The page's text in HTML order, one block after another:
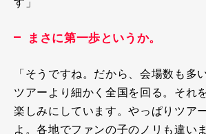
す」
まさに第一歩というか。
「そうですね。だから、会場数も多
ツアーより細かく全国を回る。それ
楽しみにしています。やっぱりツア
よ。各地でファンの子のノリも違い